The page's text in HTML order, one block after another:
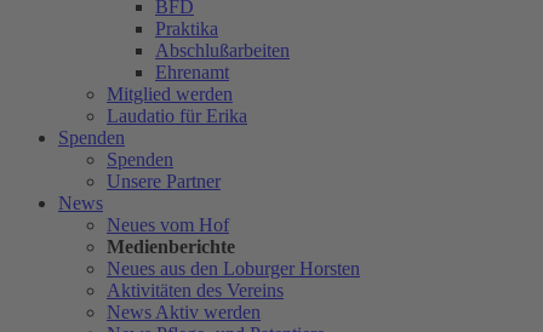
BFD
Praktika
Abschlußarbeiten
Ehrenamt
Mitglied werden
Laudatio für Erika
Spenden
Spenden
Unsere Partner
News
Neues vom Hof
Medienberichte
Neues aus den Loburger Horsten
Aktivitäten des Vereins
News Aktiv werden